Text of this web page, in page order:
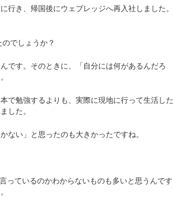
行き、帰国後にウェブレッジへ再入社しました。
でしょうか？
です。そのときに、「自分には何があるんだろ
で勉強するよりも、実際に現地に行って生活した
した。
ない」と思ったのも大きかったですね。
っているのかわからないものも多いと思うんです